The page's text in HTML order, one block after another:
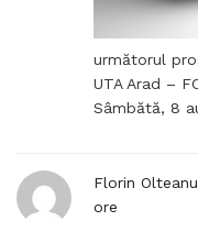
următorul
UTA Arad –
Sâmbătă, 8
Florin Olteanu
ore